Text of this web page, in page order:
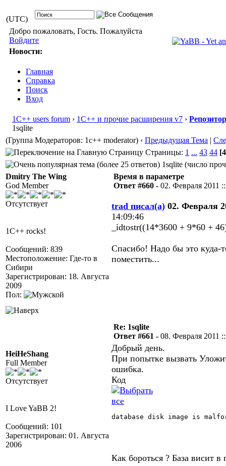
(UTC)
Добро пожаловать, Гость. Пожалуйста
Войдите
Новости:
Главная
Справка
Поиск
Вход
1С++ users forum › 1С++ и прочие расширения v7 ›
1sqlite
(Группа Модераторов: 1c++ moderator) ‹ Предыдущая Тема |
Страницы: 1 ... 43 44
1sqlite (число
Dmitry The Wing
God Member
Отсутствует
1C++ rocks!
Сообщений: 839
Местоположение: Где-то в
Сибири
Зарегистрирован: 18. Августа
2009
Пол:
Время в параметре
Ответ #660 - 02. Февраля 2011
trad писал(а) 02. Февраля
14:09:46
_idtostr((14*3600 + 9*60 +
Спасибо! Надо бы это куда-
поместить...
HeiHeShang
Full Member
Отсутствует
I Love YaBB 2!
Сообщений: 101
Зарегистрирован: 01. Августа
2006
Re: 1sqlite
Ответ #661 - 08. Февраля 2011
Добрый день.
При попытке вызвать
ошибка.
Код
database disk image is
Как бороться ? База висит в